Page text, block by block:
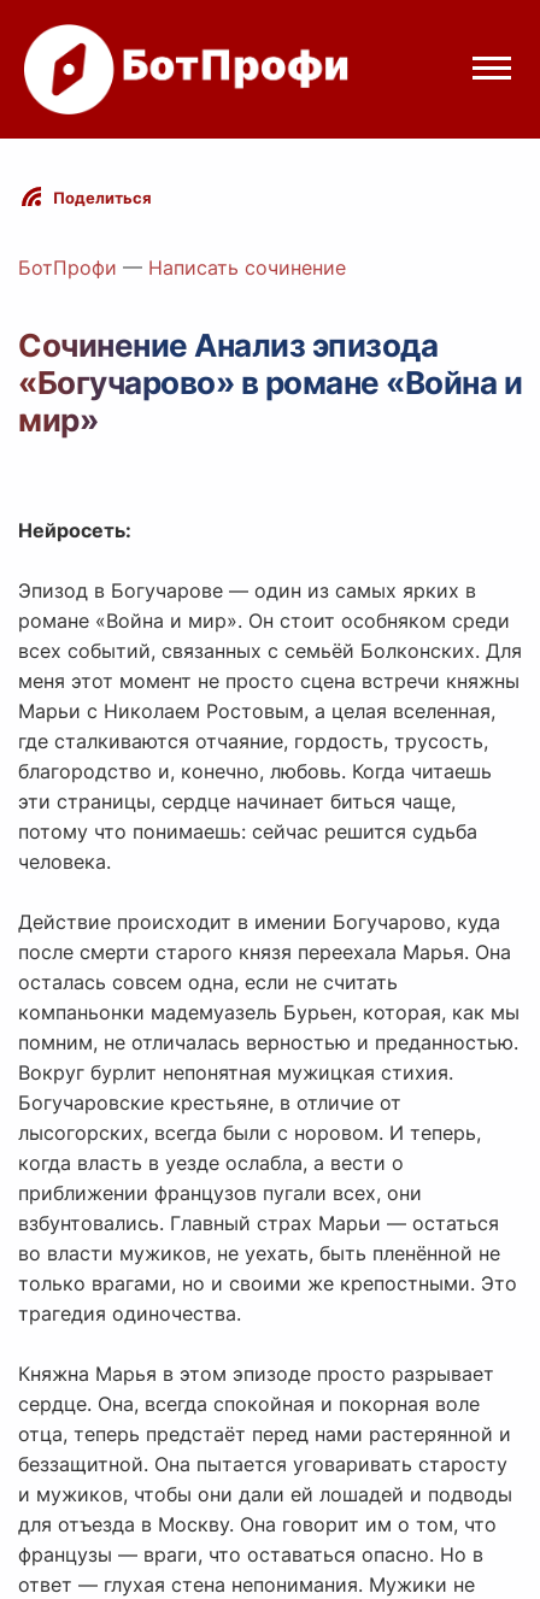
Режимы бота
Цены
Вход с Telegram
Поделиться
БотПрофи — Написать сочинение
Сочинение Анализ эпизода
«Богучарово» в романе «Война и
мир»
Нейросеть:
Эпизод в Богучарове — один из самых ярких в
романе «Война и мир». Он стоит особняком среди
всех событий, связанных с семьёй Болконских. Для
меня этот момент не просто сцена встречи княжны
Марьи с Николаем Ростовым, а целая вселенная,
где сталкиваются отчаяние, гордость, трусость,
благородство и, конечно, любовь. Когда читаешь
эти страницы, сердце начинает биться чаще,
потому что понимаешь: сейчас решится судьба
человека.
Действие происходит в имении Богучарово, куда
после смерти старого князя переехала Марья. Она
осталась совсем одна, если не считать
компаньонки мадемуазель Бурьен, которая, как мы
помним, не отличалась верностью и преданностью.
Вокруг бурлит непонятная мужицкая стихия.
Богучаровские крестьяне, в отличие от
лысогорских, всегда были с норовом. И теперь,
когда власть в уезде ослабла, а вести о
приближении французов пугали всех, они
взбунтовались. Главный страх Марьи — остаться
во власти мужиков, не уехать, быть пленённой не
только врагами, но и своими же крепостными. Это
трагедия одиночества.
Княжна Марья в этом эпизоде просто разрывает
сердце. Она, всегда спокойная и покорная воле
отца, теперь предстаёт перед нами растерянной и
беззащитной. Она пытается уговаривать старосту
и мужиков, чтобы они дали ей лошадей и подводы
для отъезда в Москву. Она говорит им о том, что
французы — враги, что оставаться опасно. Но в
ответ — глухая стена непонимания. Мужики не